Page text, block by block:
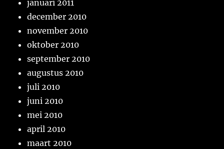
januari 2011
december 2010
november 2010
oktober 2010
september 2010
augustus 2010
juli 2010
juni 2010
mei 2010
april 2010
maart 2010